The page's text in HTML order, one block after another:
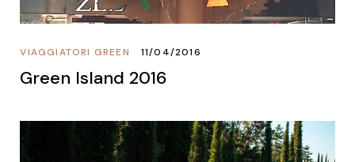
VIAGGIATORI GREEN 11/04/2016
Green Island 2016